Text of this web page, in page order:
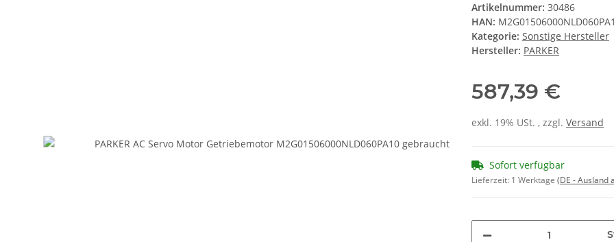
Artikelnummer: 30486
HAN:
Kategorie: Sonstige Hersteller
Hersteller: PARKER
587,39 €
exkl. 19% USt. , zzgl. Versand
Sofort verfügbar
Lieferzeit: 1 Werktage (DE - Ausland